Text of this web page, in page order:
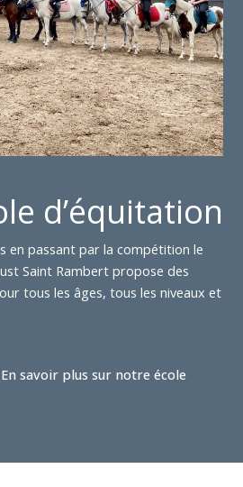
d’équitation
en passant par la compétition le
Saint Rambert propose des
tous les âges, tous les niveaux et
En savoir plus sur notre école